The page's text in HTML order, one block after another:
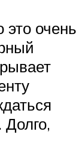
это очень
Долго,